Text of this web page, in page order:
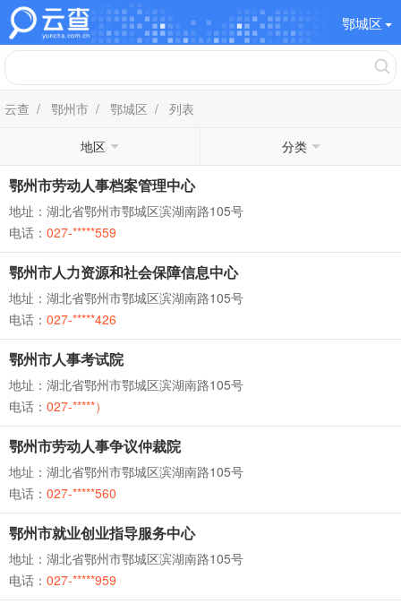
鄂城区
云查 / 鄂州市 / 鄂城区 / 列表
地区 分类
鄂州市劳动人事档案管理中心
地址：湖北省鄂州市鄂城区滨湖南路105号
电话： 027-*****559
鄂州市人力资源和社会保障信息中心
地址：湖北省鄂州市鄂城区滨湖南路105号
电话： 027-*****426
鄂州市人事考试院
地址：湖北省鄂州市鄂城区滨湖南路105号
电话： 027-*****）
鄂州市劳动人事争议仲裁院
地址：湖北省鄂州市鄂城区滨湖南路105号
电话： 027-*****560
鄂州市就业创业指导服务中心
地址：湖北省鄂州市鄂城区滨湖南路105号
电话： 027-*****959